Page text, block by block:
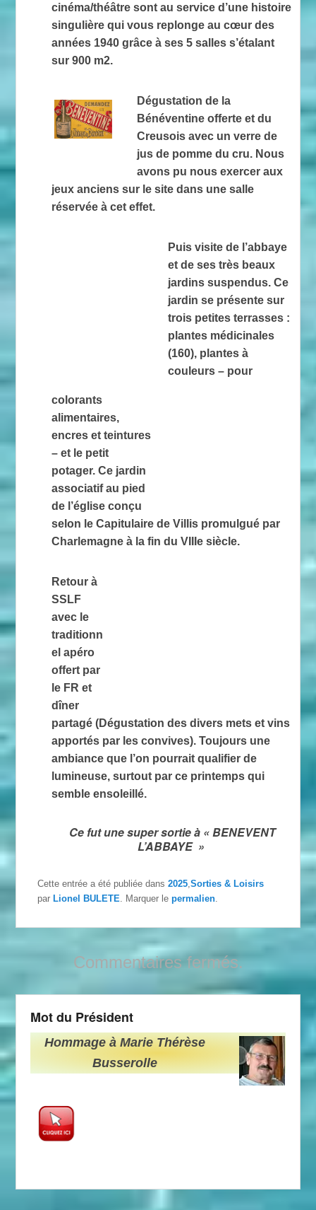
cinéma/théâtre sont au service d’une histoire
singulière qui vous replonge au cœur des
années 1940 grâce à ses 5 salles s’étalant
sur 900 m2.
Dégustation de la
Bénéventine offerte et du
Creusois avec un verre de
jus de pomme du cru. Nous
avons pu nous exercer aux
jeux anciens sur le site dans une salle
réservée à cet effet.
Puis visite de l’abbaye
et de ses très beaux
jardins suspendus. Ce
jardin se présente sur
trois petites terrasses :
plantes médicinales
(160), plantes à
couleurs – pour
colorants
alimentaires,
encres et teintures
– et le petit
potager. Ce jardin
associatif au pied
de l’église conçu
selon le Capitulaire de Villis promulgué par
Charlemagne à la fin du VIIIe siècle.
Retour à
SSLF
avec le
traditionn
el apéro
offert par
le FR et
dîner
partagé (Dégustation des divers mets et vins
apportés par les convives). Toujours une
ambiance que l’on pourrait qualifier de
lumineuse, surtout par ce printemps qui
semble ensoleillé.
Ce fut une super sortie à « BENEVENT
L’ABBAYE »
Cette entrée a été publiée dans2025,Sorties & Loisirs
par Lionel BULETE. Marquer lepermalien.
Commentaires fermés.
Mot du Président
Hommage à Marie Thérèse
Busserolle